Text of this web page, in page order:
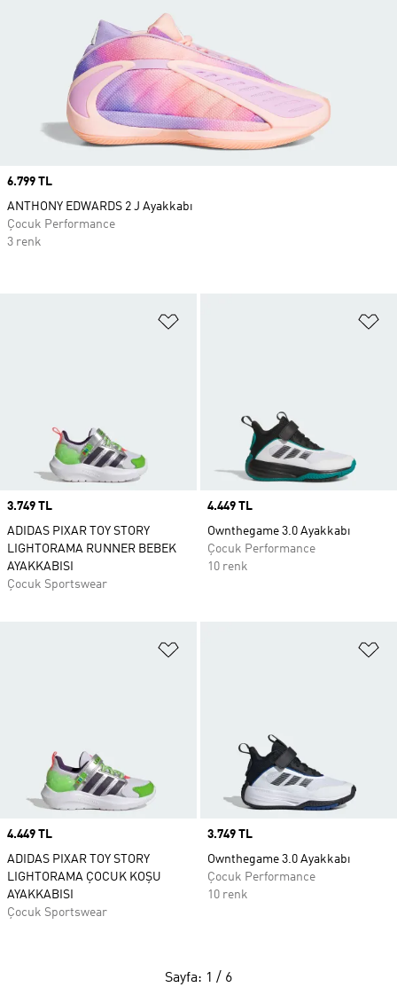
Price
3.749 TL
ADIDAS PIXAR TOY STORY
LIGHTORAMA RUNNER BEBEK
AYAKKABISI
Çocuk Sportswear
Price
4.449 TL
Ownthegame 3.0 Ayakkabı
Çocuk Performance
10 renk
Price
4.449 TL
ADIDAS PIXAR TOY STORY
LIGHTORAMA ÇOCUK KOŞU
AYAKKABISI
Çocuk Sportswear
Price
3.749 TL
Ownthegame 3.0 Ayakkabı
Çocuk Performance
10 renk
Price
6.799 TL
ANTHONY EDWARDS 2 J Ayakkabı
Çocuk Performance
3 renk
Sayfa: 1 / 6